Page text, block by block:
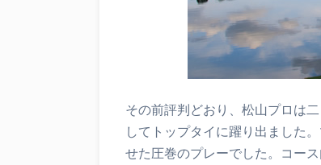
その前評判どおり、松山プロは
してトップタイに躍り出ました
せた圧巻のプレーでした。コー